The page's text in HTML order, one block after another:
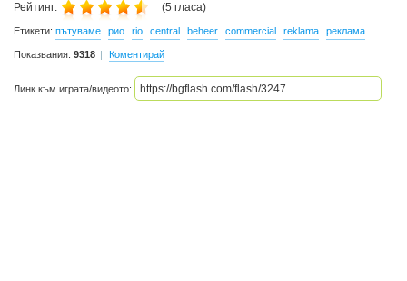
Рейтинг: (5 гласа)
Етикети: пътуваме рио rio central beheer commercial reklama реклама
Показвания: 9318 Коментирай
Линк към играта/видеото: